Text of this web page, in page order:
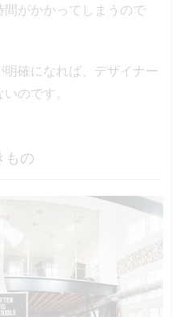
がかかってしまうので
確になれば、デザイナー
のです。
もの